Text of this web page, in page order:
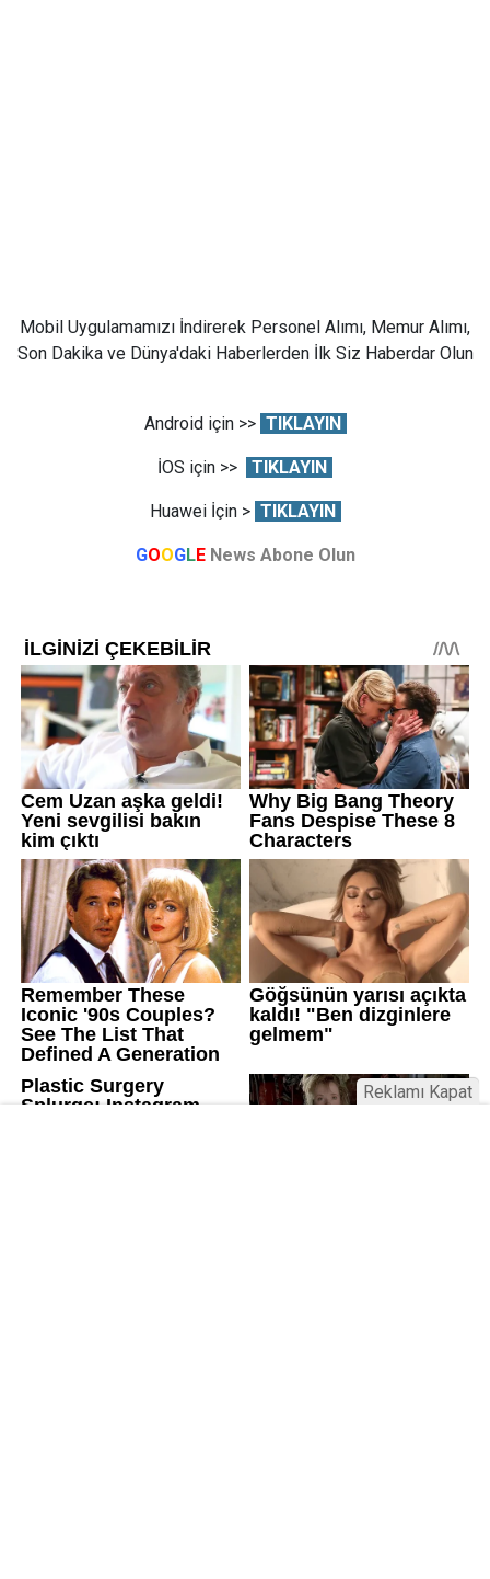
Mobil Uygulamamızı İndirerek Personel Alımı, Memur Alımı,
Son Dakika ve Dünya'daki Haberlerden İlk Siz Haberdar Olun
Android için >> TIKLAYIN
İOS için >> TIKLAYIN
Huawei İçin > TIKLAYIN
GOOGLE News Abone Olun
Reklamı Kapat